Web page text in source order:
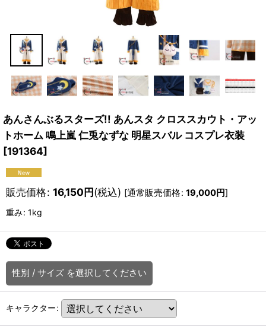
あんさんぶるスターズ!! あんスタ クロススカウト・アッ
トホーム 鳴上嵐 仁兎なずな 明星スバル コスプレ衣装
[191364]
販売価格: 16,150円(税込) [通常販売価格: 19,000円]
重み: 1kg
性別 / サイズ を選択してください
キャラクター: